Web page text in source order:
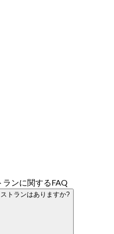
ランに関するFAQ
トランはありますか?